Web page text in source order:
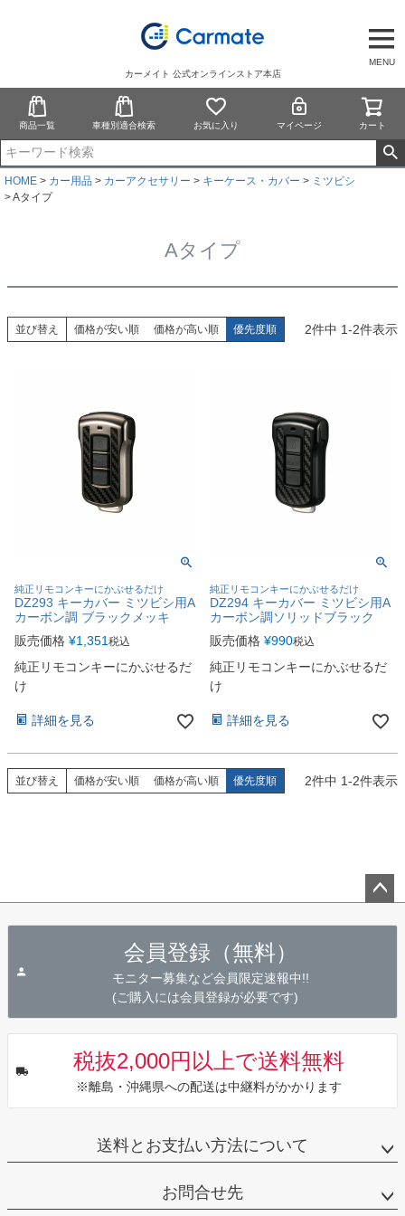
MENU
カーメイト 公式オンラインストア本店
商品一覧 車種別適合検索 お気に入り マイページ カート
HOME カー用品 カーアクセサリー キーケース・カバー
ミツビシ
Aタイプ
Aタイプ
並び替え 価格が安い順 価格が高い順 優先度順 2件中 1-2件表示
純正リモコンキーにかぶせるだけ
DZ293 キーカバー ミツビシ用A
カーボン調 ブラックメッキ
販売価格 ¥1,351税込
純正リモコンキーにかぶせるだ
け
詳細を見る
純正リモコンキーにかぶせるだけ
DZ294 キーカバー ミツビシ用A
カーボン調ソリッドブラック
販売価格 ¥990税込
純正リモコンキーにかぶせるだ
け
詳細を見る
並び替え 価格が安い順 価格が高い順 優先度順 2件中 1-2件表示
会員登録（無料）
モニター募集など会員限定速報中!!
(ご購入には会員登録が必要です)
税抜2,000円以上で送料無料
※離島・沖縄県への配送は中継料がかかります
送料とお支払い方法について
お問合せ先